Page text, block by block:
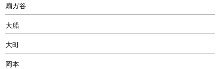
扇ガ谷
大船
大町
岡本